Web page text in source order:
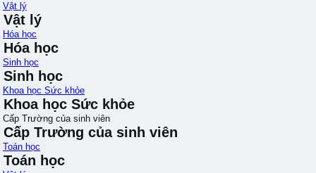
Vật lý
Vật lý
Hóa học
Hóa học
Sinh học
Sinh học
Khoa học Sức khỏe
Khoa học Sức khỏe
Cấp Trường của sinh viên
Cấp Trường của sinh viên
Toán học
Toán học